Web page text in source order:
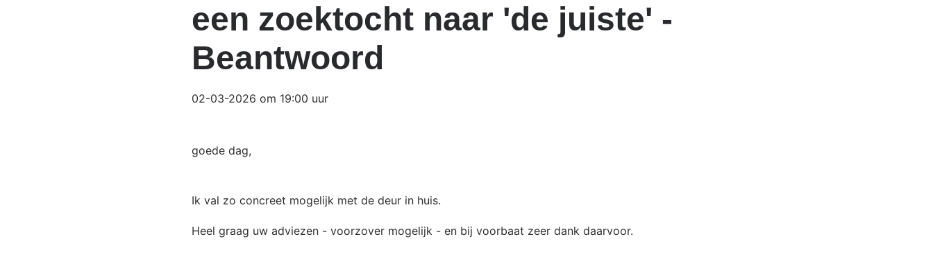
een zoektocht naar 'de juiste' -
Beantwoord
02-03-2026 om 19:00 uur
goede dag,
Ik val zo concreet mogelijk met de deur in huis.
Heel graag uw adviezen - voorzover mogelijk - en bij voorbaat zeer dank daarvoor.